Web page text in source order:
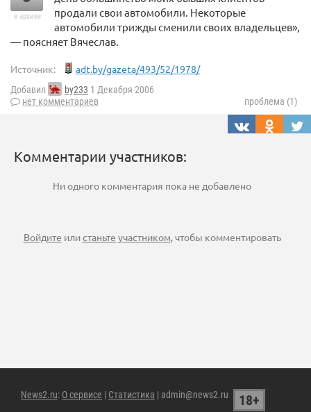
в архиве
продали свои автомобили. Некоторые
автомобили трижды сменили своих владельцев»,
— поясняет Вячеслав.
Источник: adt.by/gazeta/493/52/1978/
Добавил by233 1 Декабря 2006
нет комментариев
проблема (1)
Комментарии участников:
Ни одного комментария пока не добавлено
Войдите илистаньте участником, чтобы комментировать
News2.ru: О сервисе | Статистика | admin@news2.ru 18+